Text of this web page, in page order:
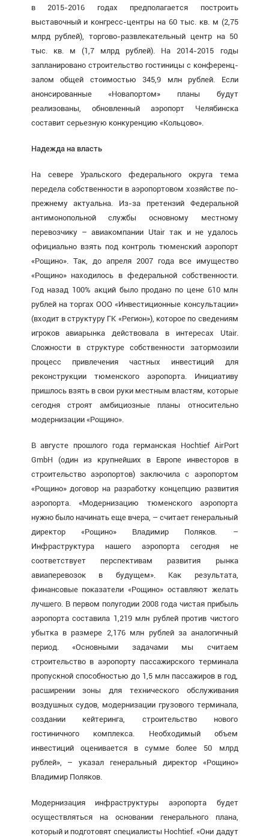
в 2015-2016 годах предполагается построить
выставочный и конгресс-центры на 60 тыс. кв. м (2,75
млрд рублей), торгово-развлекательный центр на 50
тыс. кв. м (1,7 млрд рублей). На 2014-2015 годы
запланировано строительство гостиницы с конференц-
залом общей стоимостью 345,9 млн рублей. Если
анонсированные «Новапортом» планы будут
реализованы, обновленный аэропорт Челябинска
составит серьезную конкуренцию «Кольцово».
Надежда на власть
На севере Уральского федерального округа тема
передела собственности в аэропортовом хозяйстве по-
прежнему актуальна. Из-за претензий Федеральной
антимонопольной службы основному местному
перевозчику – авиакомпании Utair так и не удалось
официально взять под контроль тюменский аэропорт
«Рощино». Так, до апреля 2007 года все имущество
«Рощино» находилось в федеральной собственности.
Год назад 100% акций было продано по цене 610 млн
рублей на торгах ООО «Инвестиционные консультации»
(входит в структуру ГК «Регион»), которое по сведениям
игроков авиарынка действовала в интересах Utair.
Сложности в структуре собственности затормозили
процесс привлечения частных инвестиций для
реконструкции тюменского аэропорта. Инициативу
пришлось взять в свои руки местным властям, которые
сегодня строят амбициозные планы относительно
модернизации «Рощино».
В августе прошлого года германская Hochtief AirPort
GmbH (один из крупнейших в Европе инвесторов в
строительство аэропортов) заключила с аэропортом
«Рощино» договор на разработку концепцию развития
аэропорта. «Модернизацию тюменского аэропорта
нужно было начинать еще вчера, – считает генеральный
директор «Рощино» Владимир Поляков. –
Инфраструктура нашего аэропорта сегодня не
соответствует перспективам развития рынка
авиаперевозок в будущем». Как результата,
финансовые показатели «Рощино» оставляют желать
лучшего. В первом полугодии 2008 года чистая прибыль
аэропорта составила 1,219 млн рублей против чистого
убытка в размере 2,176 млн рублей за аналогичный
период. «Основными задачами мы считаем
строительство в аэропорту пассажирского терминала
пропускной способностью до 1,5 млн пассажиров в год,
расширении зоны для технического обслуживания
воздушных судов, модернизации грузового терминала,
создании кейтеринга, строительство нового
гостиничного комплекса. Необходимый объем
инвестиций оценивается в сумме более 50 млрд
рублей», – указал генеральный директор «Рощино»
Владимир Поляков.
Модернизация инфраструктуры аэропорта будет
осуществляться на основании генерального плана,
который и подготовят специалисты Hochtief. «Они дадут